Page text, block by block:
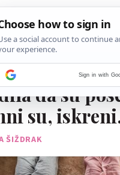
sredini? I
da su
su,
ŠIŽDRAK
Sign in with